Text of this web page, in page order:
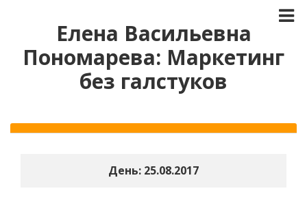
Елена Васильевна
Пономарева: Маркетинг
без галстуков
День: 25.08.2017